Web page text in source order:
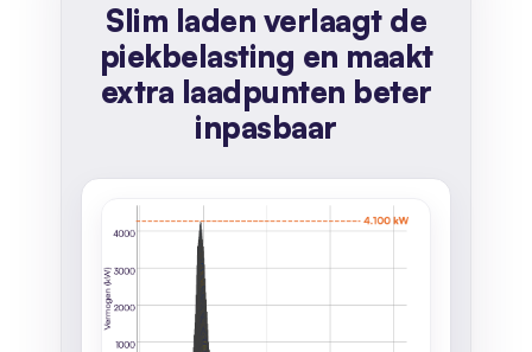
Slim laden verlaagt de
piekbelasting en maakt
extra laadpunten beter
inpasbaar